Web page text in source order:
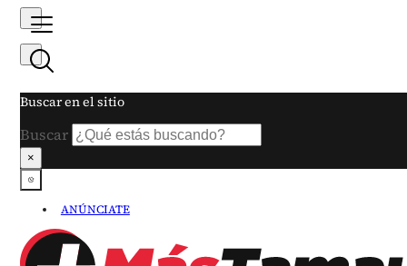
Buscar en el sitio
Buscar
×
ANÚNCIATE